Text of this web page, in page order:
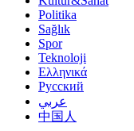
Politika
Sağlık
Spor
Teknoloji
Ελληνικά
Русский
عربي
中国人